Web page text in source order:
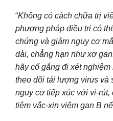
“Không có cách chữa trị
phương pháp điều trị có
chứng và giảm nguy cơ
dài, chẳng hạn như xơ
hãy cố gắng đi xét
theo dõi tải lượng virus và
nguy cơ tiếp xúc với vi-rút,
tiêm vắc-xin viêm gan B